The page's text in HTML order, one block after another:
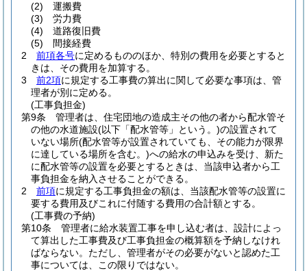
(2)
運搬費
(3)
労力費
(4)
道路復旧費
(5)
間接経費
2
前項各号に定めるもののほか、特別の費用を必要とすると
きは、その費用を加算する。
3
前2項に規定する工事費の算出に関して必要な事項は、管
理者が別に定める。
(工事負担金)
第9条
管理者は、住宅団地の造成主その他の者から配水管そ
の他の水道施設(以下「配水管等」という。)の設置されて
いない場所(配水管等が設置されていても、その能力が限界
に達している場所を含む。)への給水の申込みを受け、新た
に配水管等の設置を必要とするときは、当該申込者から工
事負担金を納入させることができる。
2
前項に規定する工事負担金の額は、当該配水管等の設置に
要する費用及びこれに付随する費用の合計額とする。
(工事費の予納)
第10条
管理者に給水装置工事を申し込む者は、設計によっ
て算出した工事費及び工事負担金の概算額を予納しなけれ
ばならない。 ただし、管理者がその必要がないと認めた工
事については、この限りではない。